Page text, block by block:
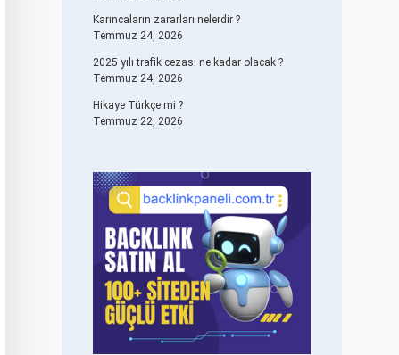
Karıncaların zararları nelerdir ?
Temmuz 24, 2026
2025 yılı trafik cezası ne kadar olacak ?
Temmuz 24, 2026
Hikaye Türkçe mi ?
Temmuz 22, 2026